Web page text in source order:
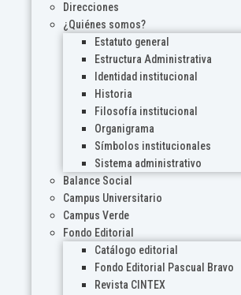
Direcciones
¿Quiénes somos?
Estatuto general
Estructura Administrativa
Identidad institucional
Historia
Filosofía institucional
Organigrama
Símbolos institucionales
Sistema administrativo
Balance Social
Campus Universitario
Campus Verde
Fondo Editorial
Catálogo editorial
Fondo Editorial Pascual Bravo
Revista CINTEX